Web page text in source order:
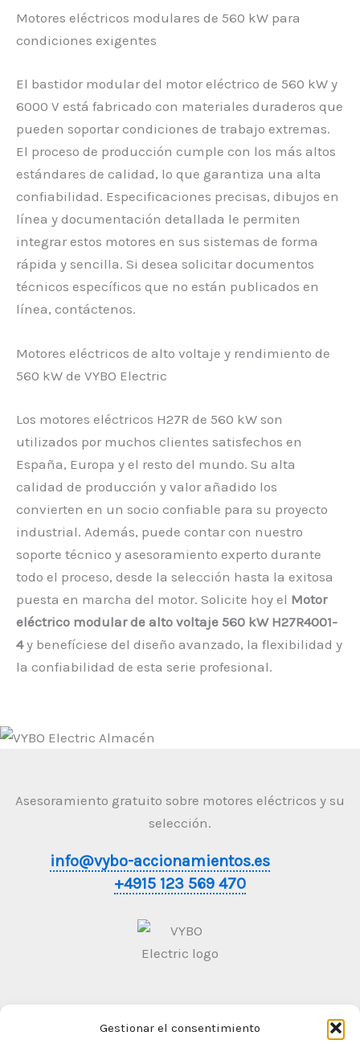
Gestionar el consentimiento
Motores eléctricos modulares de 560 kW para
condiciones exigentes
El bastidor modular del motor eléctrico de 560 kW y
6000 V está fabricado con materiales duraderos que
pueden soportar condiciones de trabajo extremas.
El proceso de producción cumple con los más altos
estándares de calidad, lo que garantiza una alta
confiabilidad. Especificaciones precisas, dibujos en
línea y documentación detallada le permiten
integrar estos motores en sus sistemas de forma
rápida y sencilla. Si desea solicitar documentos
técnicos específicos que no están publicados en
línea, contáctenos.
Motores eléctricos de alto voltaje y rendimiento de
560 kW de VYBO Electric
Los motores eléctricos H27R de 560 kW son
utilizados por muchos clientes satisfechos en
España, Europa y el resto del mundo. Su alta
calidad de producción y valor añadido los
convierten en un socio confiable para su proyecto
industrial. Además, puede contar con nuestro
soporte técnico y asesoramiento experto durante
todo el proceso, desde la selección hasta la exitosa
puesta en marcha del motor. Solicite hoy el Motor
eléctrico modular de alto voltaje 560 kW H27R4001-
4y benefíciese del diseño avanzado, la flexibilidad y
la confiabilidad de esta serie profesional.
Asesoramiento gratuito sobre motores eléctricos y su
selección.
info@vybo-accionamientos.es
+4915 123 569 470
Politica de